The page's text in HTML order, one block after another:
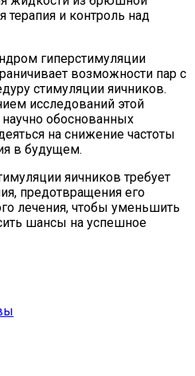
терапия и контроль над
гиперстимуляции
возможности пар с
стимуляции яичников.
исследований этой
обоснованных
на снижение частоты
в будущем.
яичников требует
предотвращения его
лечения, чтобы уменьшить
шансы на успешное